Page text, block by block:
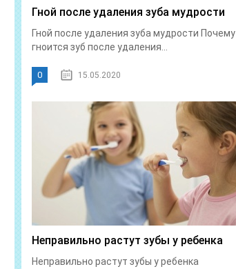
Гной после удаления зуба мудрости
Гной после удаления зуба мудрости Почему
гноится зуб после удаления...
0 15.05.2020
Неправильно растут зубы у ребенка
Неправильно растут зубы у ребенка